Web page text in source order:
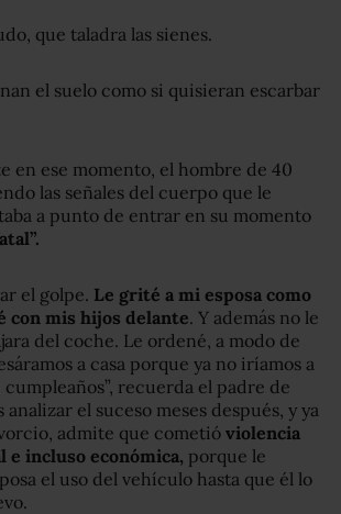
que taladra las sienes.
el suelo como si quisieran escarbar
en ese momento, el hombre de 40
las señales del cuerpo que le
a punto de entrar en su momento
el golpe. Le grité a mi esposa como
con mis hijos delante. Y además no le
del coche. Le ordené, a modo de
a casa porque ya no iríamos a
recuerda el padre de
el suceso meses después, y ya
admite que cometió violencia
e incluso económica, porque le
el uso del vehículo hasta que él lo